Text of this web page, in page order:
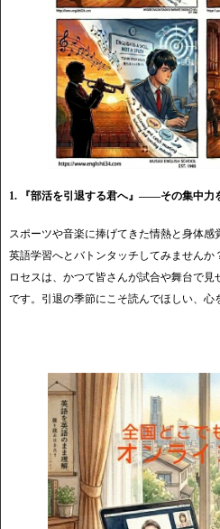
1. 『部活を引退する君へ』——その集中力
スポーツや音楽に捧げてきた情熱と身体
英語学習へとバトンタッチしてみません
ロセスは、かつて皆さんが試合や舞台で
です。引退の季節にこそ読んでほしい、心